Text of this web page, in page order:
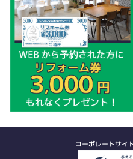
コーポレートサイ